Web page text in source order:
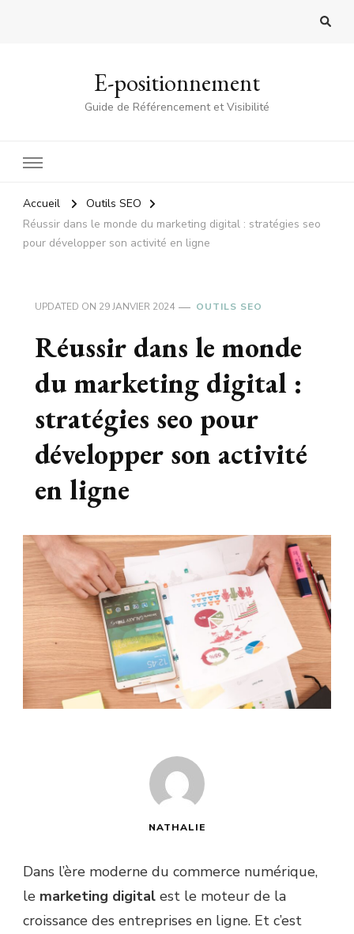
E-positionnement
Guide de Référencement et Visibilité
Accueil
Outils SEO
Réussir dans le monde du marketing digital : stratégies seo
pour développer son activité en ligne
UPDATED ON 29 JANVIER 2024 OUTILS SEO
Réussir dans le monde
du marketing digital :
stratégies seo pour
développer son activité
en ligne
NATHALIE
Dans l’ère moderne du commerce numérique,
le marketing digital est le moteur de la
croissance des entreprises en ligne. Et c’est